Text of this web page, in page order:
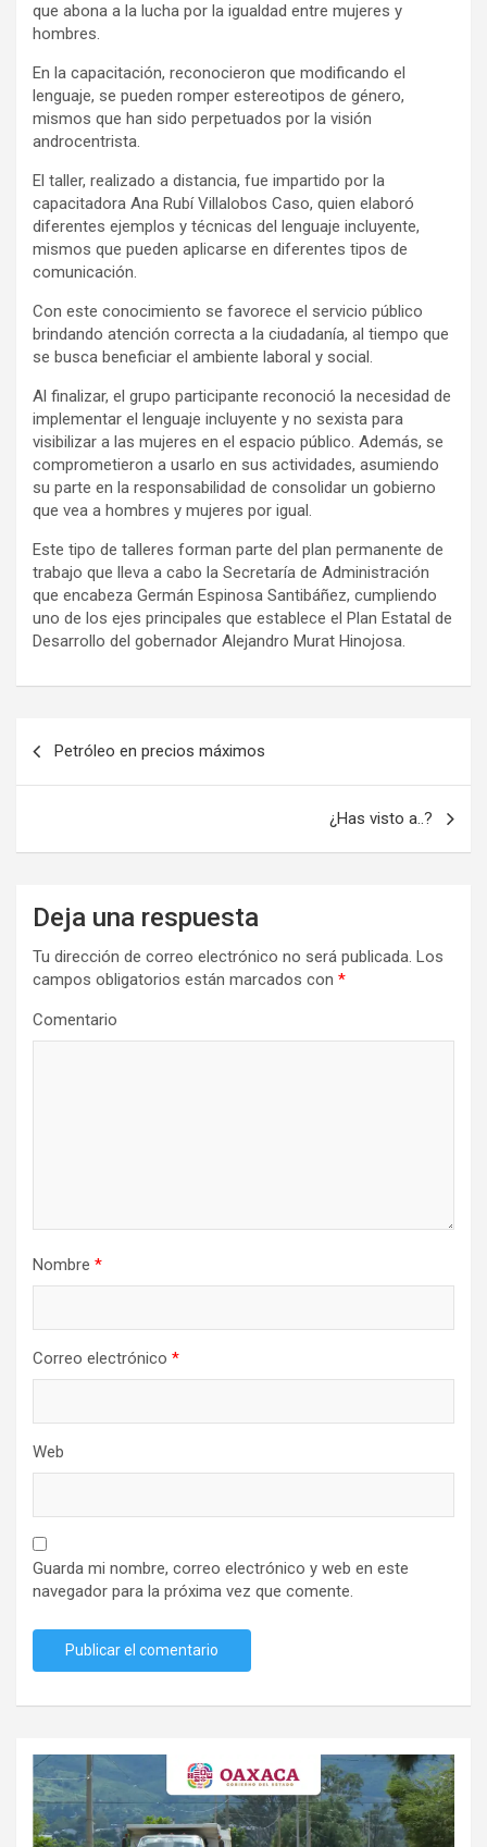
que abona a la lucha por la igualdad entre mujeres y
hombres.
En la capacitación, reconocieron que modificando el
lenguaje, se pueden romper estereotipos de género,
mismos que han sido perpetuados por la visión
androcentrista.
El taller, realizado a distancia, fue impartido por la
capacitadora Ana Rubí Villalobos Caso, quien elaboró
diferentes ejemplos y técnicas del lenguaje incluyente,
mismos que pueden aplicarse en diferentes tipos de
comunicación.
Con este conocimiento se favorece el servicio público
brindando atención correcta a la ciudadanía, al tiempo que
se busca beneficiar el ambiente laboral y social.
Al finalizar, el grupo participante reconoció la necesidad de
implementar el lenguaje incluyente y no sexista para
visibilizar a las mujeres en el espacio público. Además, se
comprometieron a usarlo en sus actividades, asumiendo
su parte en la responsabilidad de consolidar un gobierno
que vea a hombres y mujeres por igual.
Este tipo de talleres forman parte del plan permanente de
trabajo que lleva a cabo la Secretaría de Administración
que encabeza Germán Espinosa Santibáñez, cumpliendo
uno de los ejes principales que establece el Plan Estatal de
Desarrollo del gobernador Alejandro Murat Hinojosa.
Petróleo en precios máximos
¿Has visto a..?
Deja una respuesta
Tu dirección de correo electrónico no será publicada. Los
campos obligatorios están marcados con *
Comentario
Nombre *
Correo electrónico *
Web
Guarda mi nombre, correo electrónico y web en este
navegador para la próxima vez que comente.